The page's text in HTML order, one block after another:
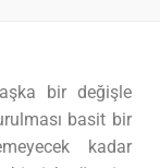
bir değişle
basit bir
kadar